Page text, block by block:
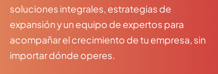
soluciones integrales, estrategias de
expansión y un equipo de expertos para
acompañar el crecimiento de tu empresa, sin
importar dónde operes.